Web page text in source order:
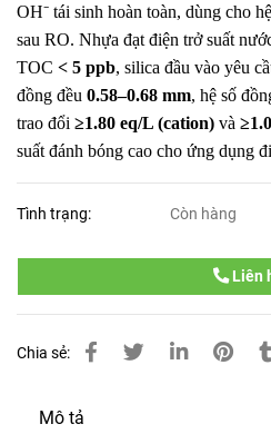
OH⁻ tái sinh hoàn toàn, dùng cho
sau RO. Nhựa đạt điện trở suất
TOC < 5 ppb, silica đầu vào yêu
đồng đều 0.58–0.68 mm, hệ số
trao đổi ≥1.80 eq/L (cation) và
suất đánh bóng cao cho ứng dụng
Tình trạng: Còn hàng
Liên
Chia sẻ:
Mô tả